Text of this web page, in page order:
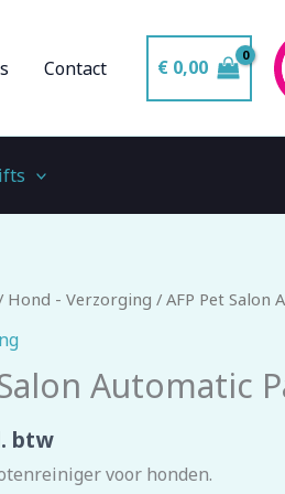
Contact € 0,00
Hond - Verzorging / AFP Pet Salon
Automatic
btw
voor honden.